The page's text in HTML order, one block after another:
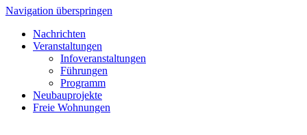
Navigation überspringen
Nachrichten
Veranstaltungen
Infoveranstaltungen
Führungen
Programm
Neubauprojekte
Freie Wohnungen